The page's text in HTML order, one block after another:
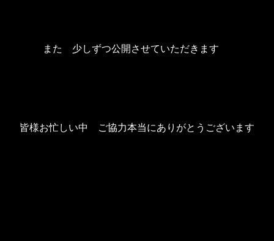
また 少しずつ公開させていただきます
皆様お忙しい中 ご協力本当にありがとうございます